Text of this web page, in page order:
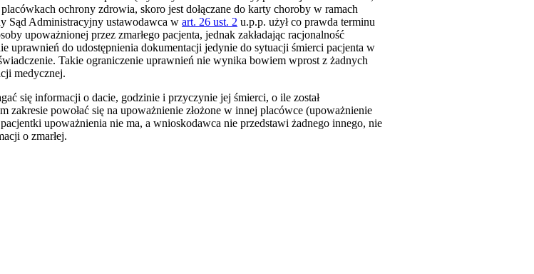
ochrony zdrowia, skoro jest dołączane do karty choroby w ramach
Sąd Administracyjny ustawodawca w art. 26 ust. 2 u.p.p. użył co prawda terminu
upoważnionej przez zmarłego pacjenta, jednak zakładając racjonalność
uprawnień do udostępnienia dokumentacji jedynie do sytuacji śmierci pacjenta w
Takie ograniczenie uprawnień nie wynika bowiem wprost z żadnych
medycznej.
się informacji o dacie, godzinie i przyczynie jej śmierci, o ile został
powołać się na upoważnienie złożone w innej placówce (upoważnienie
upoważnienia nie ma, a wnioskodawca nie przedstawi żadnego innego, nie
o zmarłej.
- otwiera się w nowym oknie